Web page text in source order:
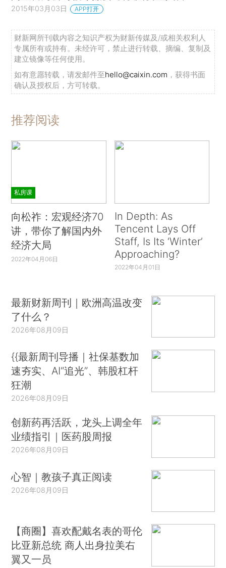
2015年03月03日 APP打开
财新网所刊载内容之知识产权为财新传媒及/或相关权利人
专属所有或持有。未经许可，禁止进行转载、摘编、复制及
建立镜像等任何使用。
如有意愿转载，请发邮件至hello@caixin.com ，获得书面
确认及授权后，方可转载。
推荐阅读
私房课
向松祚：宏观经济70
讲，带你了解国内外
经济大局
2022年04月06日
In Depth: As
Tencent Lays Off
Staff, Is Its ‘Winter’
Approaching?
2022年04月01日
最新财新周刊｜欧洲高温改变
了什么？
2026年08月09日
{{最新周刊导播｜社保基数加
速夯实、AI“追光”、韩股杠杆
狂潮
2026年08月09日
创新药再活跃，龙头上调全年
业绩指引｜医药股周报
2026年08月09日
心智｜教孩子真正阅读
2026年08月09日
【商圈】喜欢配戴名表的哥伦
比亚新总统 商人出身拉美右
翼又一员